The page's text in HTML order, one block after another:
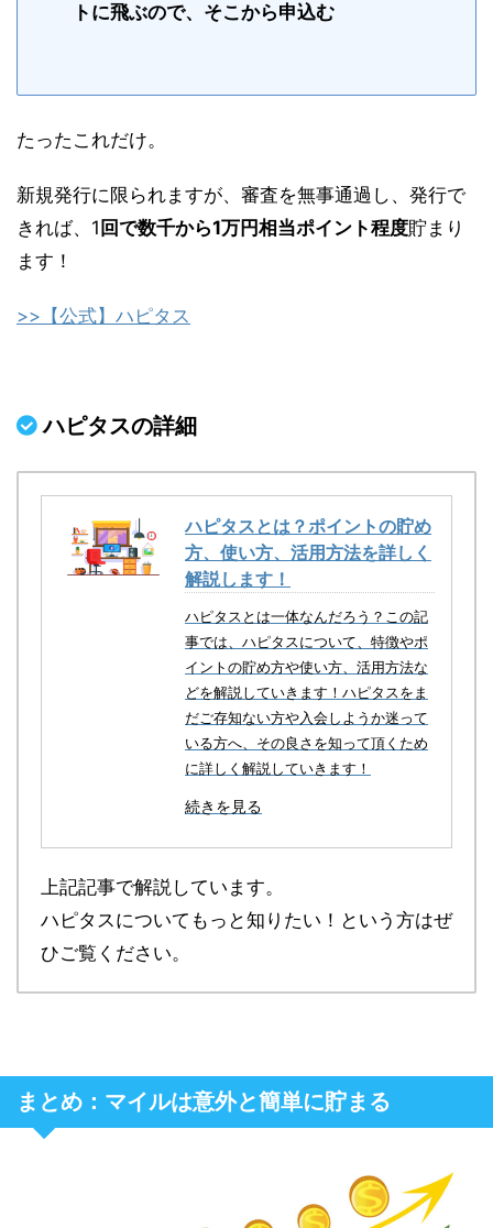
トに飛ぶので、そこから申込む
たったこれだけ。
新規発行に限られますが、審査を無事通過し、発行で
きれば、1 回で数千から1万円相当ポイント程度貯まり
ます！
>>【公式】ハピタス
ハピタスの詳細
ハピタスとは？ポイントの貯め
方、使い方、活用方法を詳しく
解説します！
ハピタスとは一体なんだろう？この記
事では、ハピタスについて、特徴やポ
イントの貯め方や使い方、活用方法な
どを解説していきます！ハピタスをま
だご存知ない方や入会しようか迷って
いる方へ、その良さを知って頂くため
に詳しく解説していきます！
続きを見る
上記記事で解説しています。
ハピタスについてもっと知りたい！という方はぜ
ひご覧ください。
まとめ：マイルは意外と簡単に貯まる